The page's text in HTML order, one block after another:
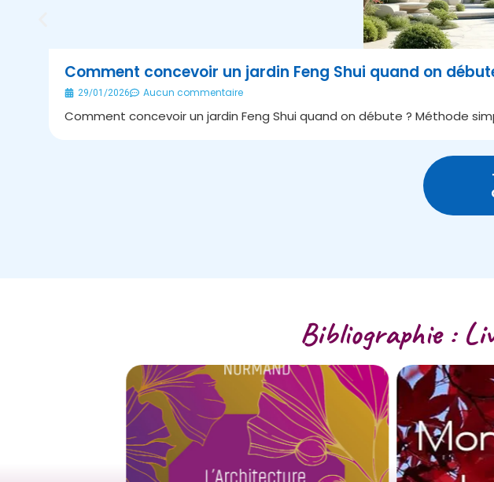
Comment concevoir un jardin Feng Shui quand on
29/01/2026 Aucun commentaire
Comment concevoir un jardin Feng Shui quand on débute ? Méthode
Bibliographie :